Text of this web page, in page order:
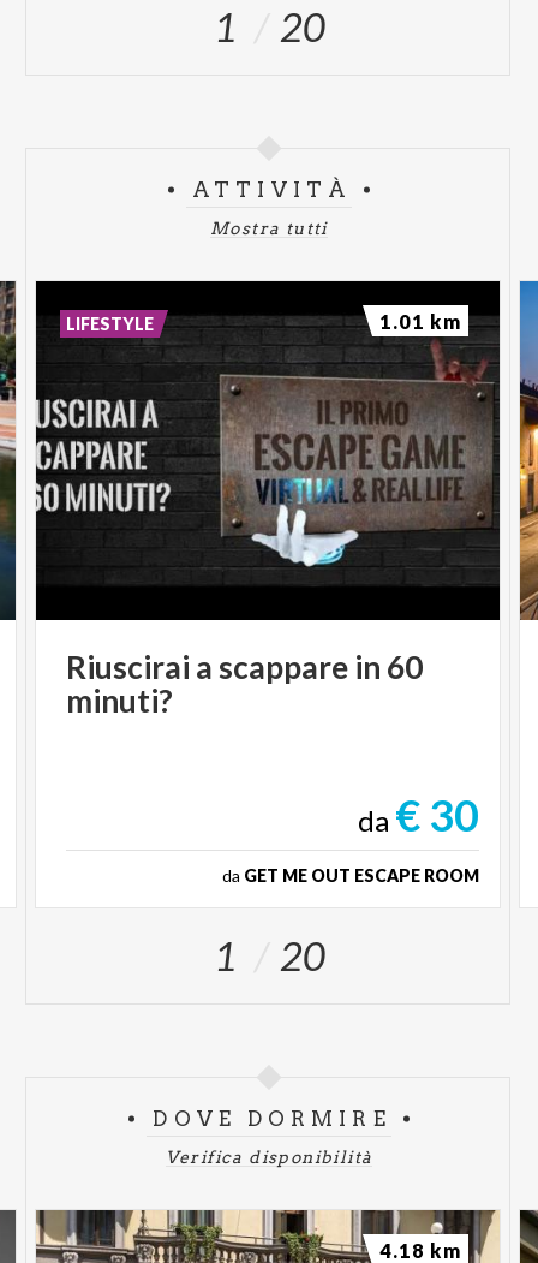
1 20
ATTIVITÀ
Mostra tutti
Riuscirai a scappare in 60
minuti?
da € 30
da GET ME OUT ESCAPE ROOM
LIFESTYLE 1.01 km
1 20
DOVE DORMIRE
Verifica disponibilità
4.18 km